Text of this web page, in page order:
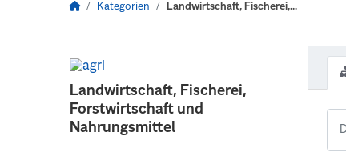
Kategorien Landwirtschaft, Fischerei,...
Landwirtschaft, Fischerei,
Forstwirtschaft und
Nahrungsmittel